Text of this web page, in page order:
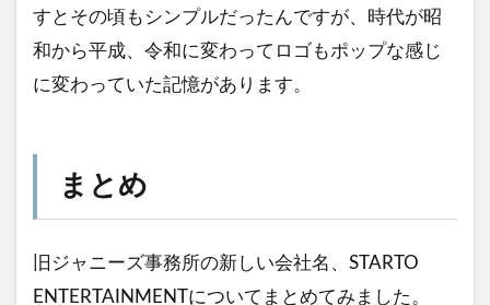
すとその頃もシンプルだったんですが、時代が昭
和から平成、令和に変わってロゴもポップな感じ
に変わっていた記憶があります。
まとめ
旧ジャニーズ事務所の新しい会社名、STARTO
ENTERTAINMENTについてまとめてみました。